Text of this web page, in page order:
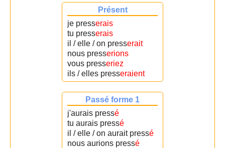
Présent
je presserais
tu presserais
il / elle / on presserait
nous presserions
vous presseriez
ils / elles presseraient
Passé forme 1
j'aurais pressé
tu aurais pressé
il / elle / on aurait pressé
nous aurions pressé